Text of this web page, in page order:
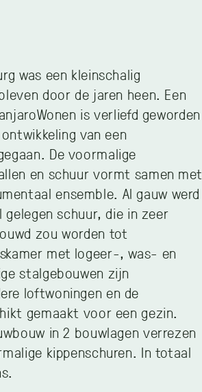
was een kleinschalig
door de jaren heen. Een
is verliefd geworden
van een
De voormalige
en schuur vormt samen met
ensemble. Al gauw werd
schuur, die in zeer
zou worden tot
met logeer-, was- en
stalgebouwen zijn
loftwoningen en de
gemaakt voor een gezin.
in 2 bouwlagen verrezen
kippenschuren. In totaal